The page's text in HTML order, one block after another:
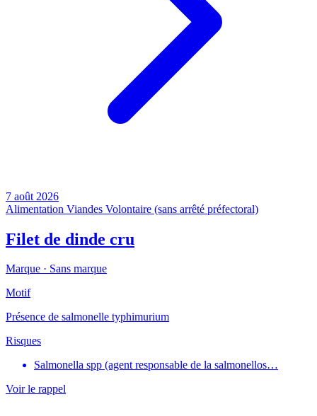
7 août 2026
Alimentation Viandes Volontaire (sans arrêté préfectoral)
Filet de dinde cru
Marque · Sans marque
Motif
Présence de salmonelle typhimurium
Risques
Salmonella spp (agent responsable de la salmonellos…
Voir le rappel